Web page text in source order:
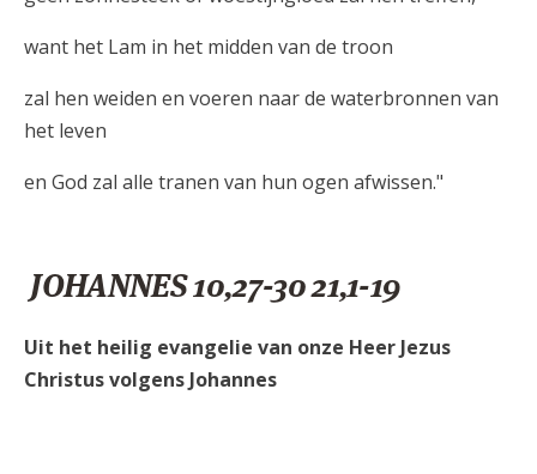
want het Lam in het midden van de troon
zal hen weiden en voeren naar de waterbronnen van
het leven
en God zal alle tranen van hun ogen afwissen."
JOHANNES 10,27-30 21,1-19
Uit het heilig evangelie van onze Heer Jezus
Christus volgens Johannes